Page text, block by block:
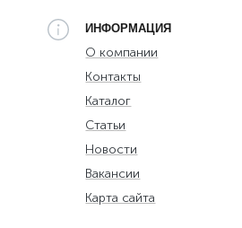
ИНФОРМАЦИЯ
О компании
Контакты
Каталог
Статьи
Новости
Вакансии
Карта сайта